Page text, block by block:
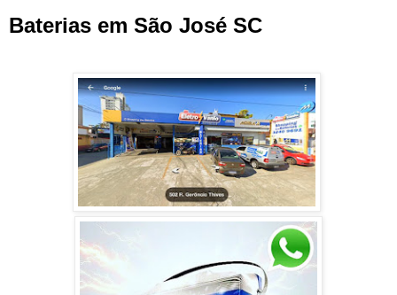
Baterias em São José SC